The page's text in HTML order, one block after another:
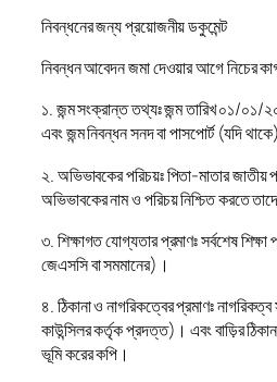
নিবন্ধনের জন্য প্রয়োজনীয় ডকুমেন্ট
নিবন্ধন আবেদন জমা দেওয়ার আগে নিচের
১. জন্ম সংক্রান্ত তথ্যঃ জন্ম তারিখ ০১/০১/
এবং জন্ম নিবন্ধন সনদ বা পাসপোর্ট (যদি
২. অভিভাবকের পরিচয়ঃ পিতা-মাতার
অভিভাবকের নাম ও পরিচয় নিশ্চিত করতে
৩. শিক্ষাগত যোগ্যতার প্রমাণঃ সর্বশেষ
জেএসসি বা সমমানের)।
৪. ঠিকানা ও নাগরিকত্বের প্রমাণঃ
কাউন্সিলর কর্তৃক প্রদত্ত)। এবং বাড়ির
ভূমি করের কপি।